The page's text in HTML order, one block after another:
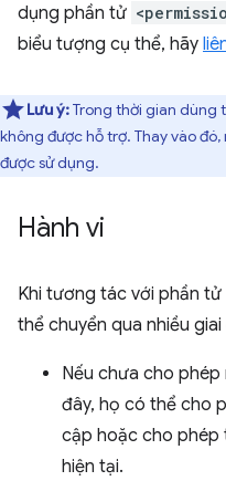
dụng phần tử
biểu tượng cụ thể, hãy
Lưu ý:Trong thời gian dùng
không được hỗ trợ. Thay vào
được sử dụng.
Hành vi
Khi tương tác với phần tử
thể chuyển qua nhiều
Nếu chưa cho
đây, họ có thể cho
cập hoặc cho phép
hiện tại.